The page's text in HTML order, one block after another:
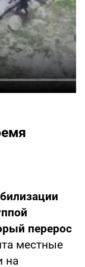
перерос
местные
на